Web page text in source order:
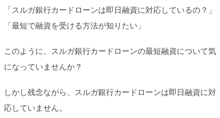
「スルガ銀行カードローンは即日融資に対応しているの？」
「最短で融資を受ける方法が知りたい」
このように、スルガ銀行カードローンの最短融資について気
になっていませんか？
しかし残念ながら、スルガ銀行カードローンは即日融資に対
応していません。